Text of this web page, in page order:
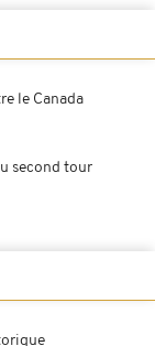
le Canada
second tour